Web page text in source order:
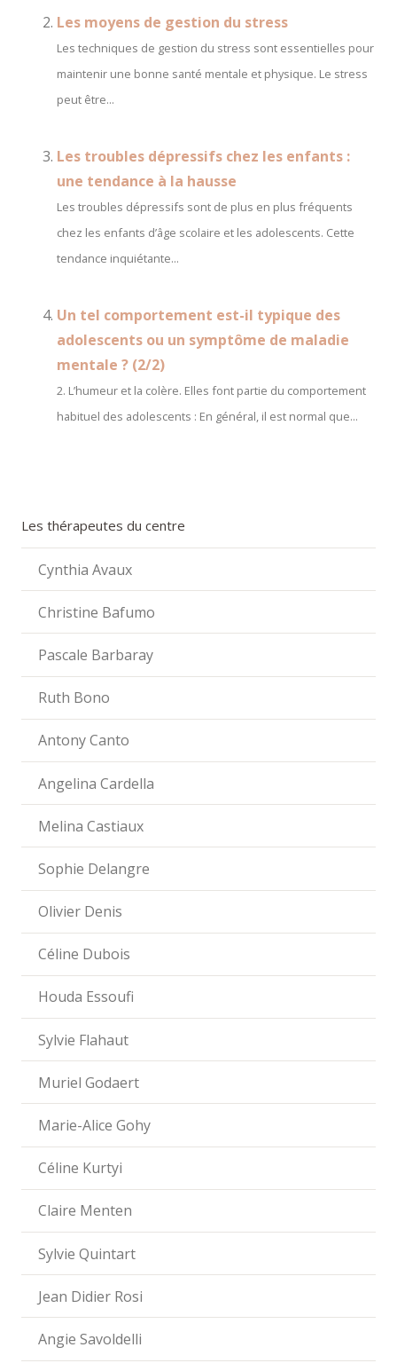
Les moyens de gestion du stress
Les techniques de gestion du stress sont essentielles pour
maintenir une bonne santé mentale et physique. Le stress
peut être...
Les troubles dépressifs chez les enfants :
une tendance à la hausse
Les troubles dépressifs sont de plus en plus fréquents
chez les enfants d’âge scolaire et les adolescents. Cette
tendance inquiétante...
Un tel comportement est-il typique des
adolescents ou un symptôme de maladie
mentale ? (2/2)
2. L’humeur et la colère. Elles font partie du comportement
habituel des adolescents : En général, il est normal que...
Les thérapeutes du centre
Cynthia Avaux
Christine Bafumo
Pascale Barbaray
Ruth Bono
Antony Canto
Angelina Cardella
Melina Castiaux
Sophie Delangre
Olivier Denis
Céline Dubois
Houda Essoufi
Sylvie Flahaut
Muriel Godaert
Marie-Alice Gohy
Céline Kurtyi
Claire Menten
Sylvie Quintart
Jean Didier Rosi
Angie Savoldelli